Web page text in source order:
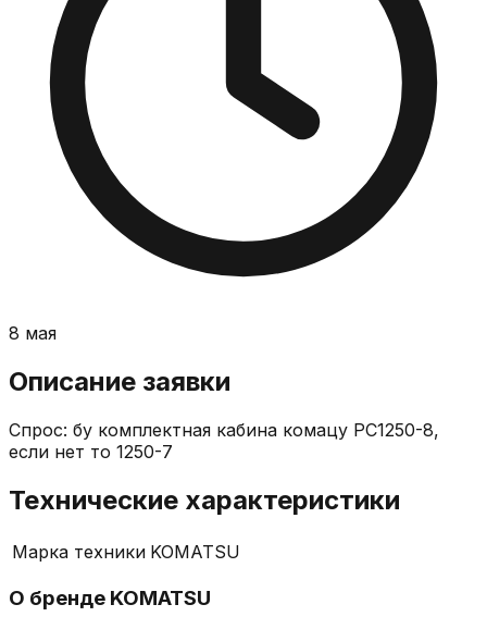
8 мая
Описание заявки
Спрос: бу комплектная кабина комацу РС1250-8,
если нет то 1250-7
Технические характеристики
Марка техники KOMATSU
О бренде KOMATSU